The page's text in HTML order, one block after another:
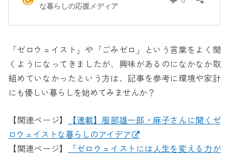
「ゼロウェイスト」や「ごみゼロ」という言葉をよく聞
くようになってきましたが、興味があるのになかなか取
組めていなかったという方は、記事を参考に環境や家計
にも優しい暮らしを始めてみませんか？
【関連ページ】
【連載】服部雄一郎・麻子さんに聞くゼ
ロウェイストな暮らしのアイデア
【関連ページ】
「ゼロウェイストには人生を変える力が